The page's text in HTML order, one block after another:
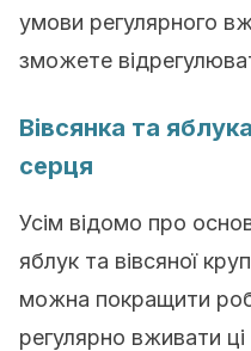
умови регулярного
зможете
Вівсянка та
серця
Усім відомо про
яблук та вівсяної
можна покращити
регулярно вживати